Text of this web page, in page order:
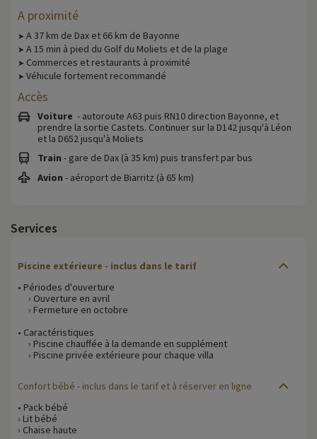
A proximité
➤ A 37 km de Dax et 66 km de Bayonne
➤ A 15 min à pied du Golf du Moliets et de la plage
➤ Commerces et restaurants à proximité
➤ Véhicule fortement recommandé
Accès
Voiture - autoroute A63 puis RN10 direction Bayonne, et
prendre la sortie Castets. Continuer sur la D142 jusqu'à Léon
et la D652 jusqu'à Moliets
Train - gare de Dax (à 35 km) puis transfert par bus
Avion - aéroport de Biarritz (à 65 km)
Services
Piscine extérieure - inclus dans le tarif
• Périodes d'ouverture
› Ouverture en avril
› Fermeture en octobre
• Caractéristiques
› Piscine chauffée à la demande en supplément
› Piscine privée extérieure pour chaque villa
Confort bébé - inclus dans le tarif et à réserver en ligne
• Pack bébé
› Lit bébé
› Chaise haute